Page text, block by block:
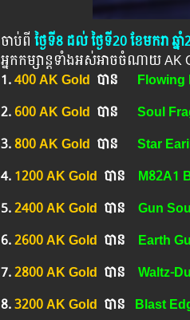
ចាប់ពី ថ្ងៃទី8 ដល់ ថ្ងៃទី20 ខែមករា ឆ្ន
អ្នកកម្សាន្ដទាំងអស់អាចចំណាយ AK
1.400 AK Gold បាន
2.600 AK Gold បាន Soul
3.800 AK Gold បាន ​​ Star
4.1200 AK Gold បាន M82A1
5.2400 AK Gold បាន ​​ Gun
6.2600 AK Gold បាន Earth
7.2800 AK Gold បាន Waltz-
8.3200 AK Gold បាន Blast